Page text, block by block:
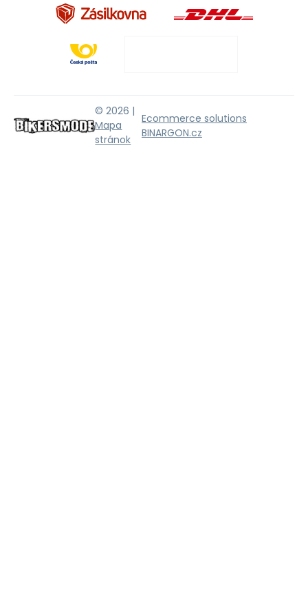
© 2026 |
Mapa
stránok
Ecommerce solutions
BINARGON.cz